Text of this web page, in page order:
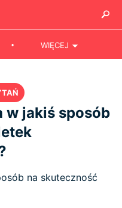
WIĘCEJ
w jakiś sposób
na skuteczność